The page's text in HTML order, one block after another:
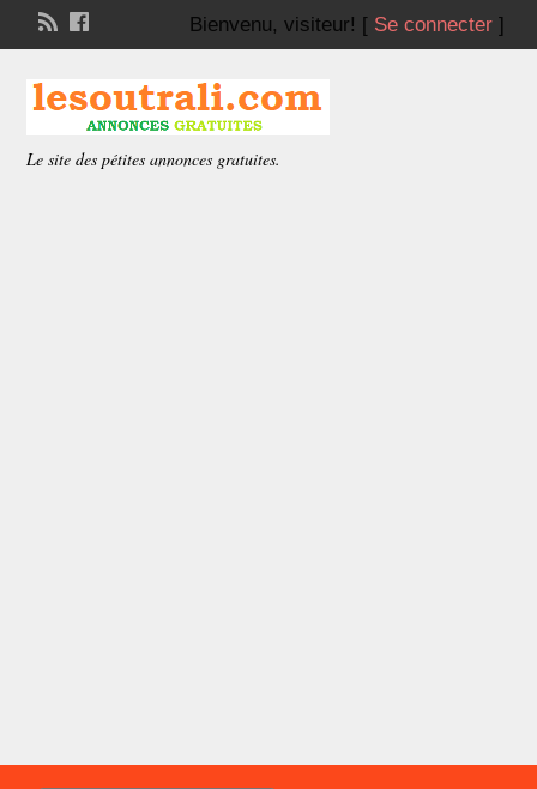
Bienvenu, visiteur! [ Se connecter]
Le site des pétites annonces gratuites.